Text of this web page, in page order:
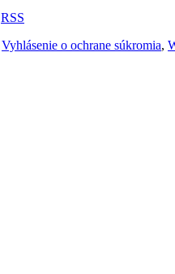
RSS
Vyhlásenie o ochrane súkromia,